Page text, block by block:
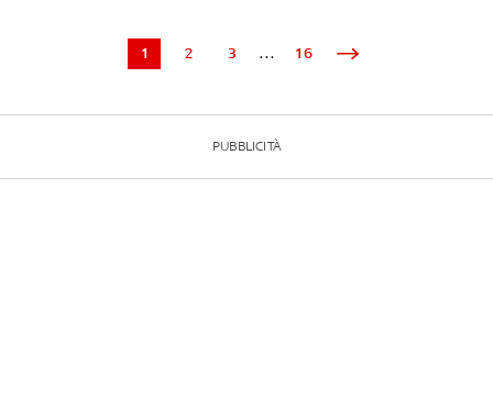
1 2 3 ... 16
PUBBLICITÀ